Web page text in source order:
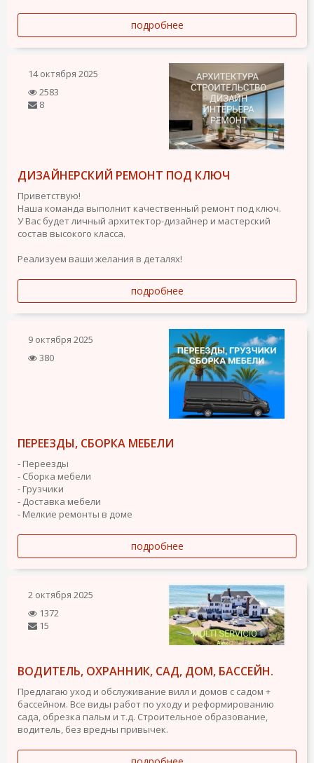
подробнее
14 октября 2025
2583
8
ДИЗАЙНЕРСКИЙ РЕМОНТ ПОД КЛЮЧ
Приветствую!
Наша команда выполнит качественный ремонт под ключ.
У Вас будет личный архитектор-дизайнер и мастерский
состав высокого класса.
Реализуем ваши желания в деталях!
подробнее
9 октября 2025
380
ПЕРЕЕЗДЫ, СБОРКА МЕБЕЛИ
- Переезды
- Сборка мебели
- Грузчики
- Доставка мебели
- Мелкие ремонты в доме
подробнее
2 октября 2025
1372
15
ВОДИТЕЛЬ, ОХРАННИК, САД, ДОМ, БАССЕЙН.
Предлагаю уход и обслуживание вилл и домов с садом +
бассейном. Все виды работ по уходу и реформированию
сада, обрезка пальм и т.д. Строительное образование,
водитель, без вредны привычек.